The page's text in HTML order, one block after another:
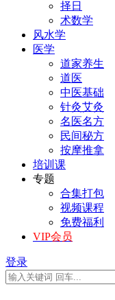
择日
术数学
风水学
医学
道家养生
道医
中医基础
针灸艾灸
名医名方
民间秘方
按摩推拿
培训课
专题
合集打包
视频课程
免费福利
VIP会员
登录